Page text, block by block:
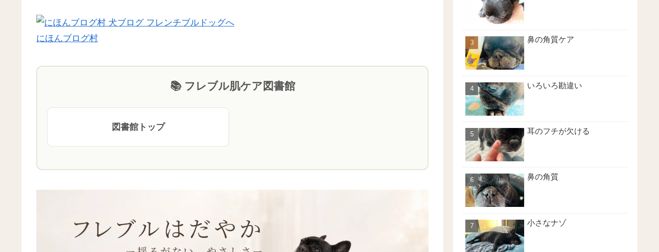
にほんブログ村
📚 フレブル肌ケア図書館
図書館トップ
鼻の角質ケア
いろいろ勘違い
耳のフチが欠ける
鼻の角質
小さなナゾ